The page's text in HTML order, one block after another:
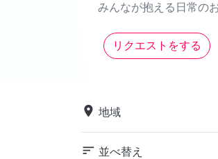
みんなが抱える日常の
リクエストをする
place 地域
sort 並べ替え